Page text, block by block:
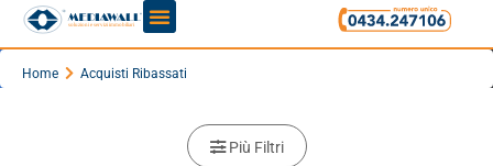
Home Acquisti Ribassati
Più Filtri